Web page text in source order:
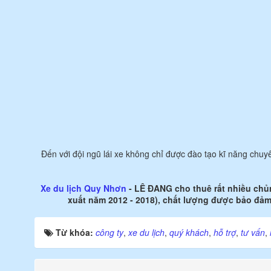
Đến với đội ngũ lái xe không chỉ được đào tạo kĩ năng
Xe du lịch Quy Nhơn - LÊ ĐANG cho thuê rất nhiều
xuất năm 2012 - 2018), chất lượng được bảo
Từ khóa: công ty, xe du lịch, quý khách, hỗ trợ, tư vấn,